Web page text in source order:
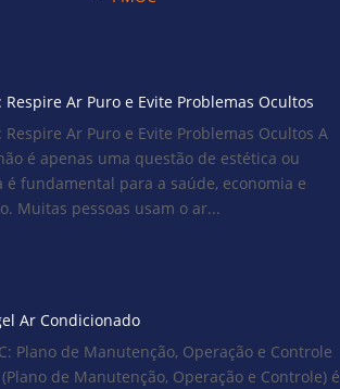
Ar Puro e Evite Problemas Ocultos
Ar Puro e Evite Problemas Ocultos A
é apenas uma questão de estética ou
é fundamental para a saúde, economia e
Muitas pessoas usam o ar...
Ar Condicionado
Plano de Manutenção, Operação e Controle
de Manutenção, Operação e Controle) é